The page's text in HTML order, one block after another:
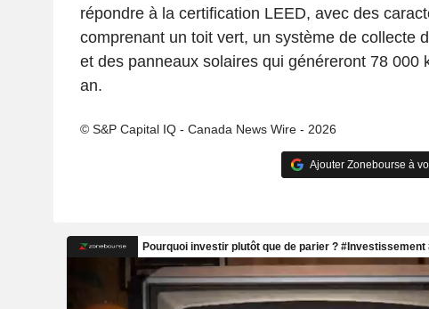
répondre à la certification LEED, avec des
comprenant un toit vert, un système de collecte
et des panneaux solaires qui généreront 78 000
an.
© S&P Capital IQ - Canada News Wire - 2026
Ajouter Zonebourse à